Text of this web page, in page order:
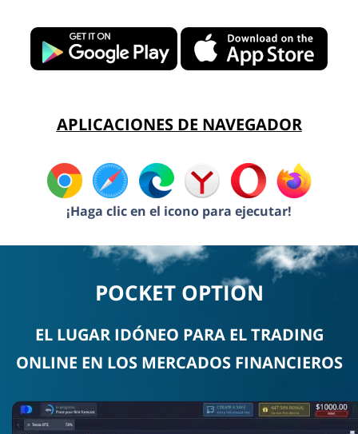
APLICACIONES DE NAVEGADOR
¡Haga clic en el icono para ejecutar!
POCKET OPTION
EL LUGAR IDÓNEO PARA EL TRADING
ONLINE EN LOS MERCADOS FINANCIEROS